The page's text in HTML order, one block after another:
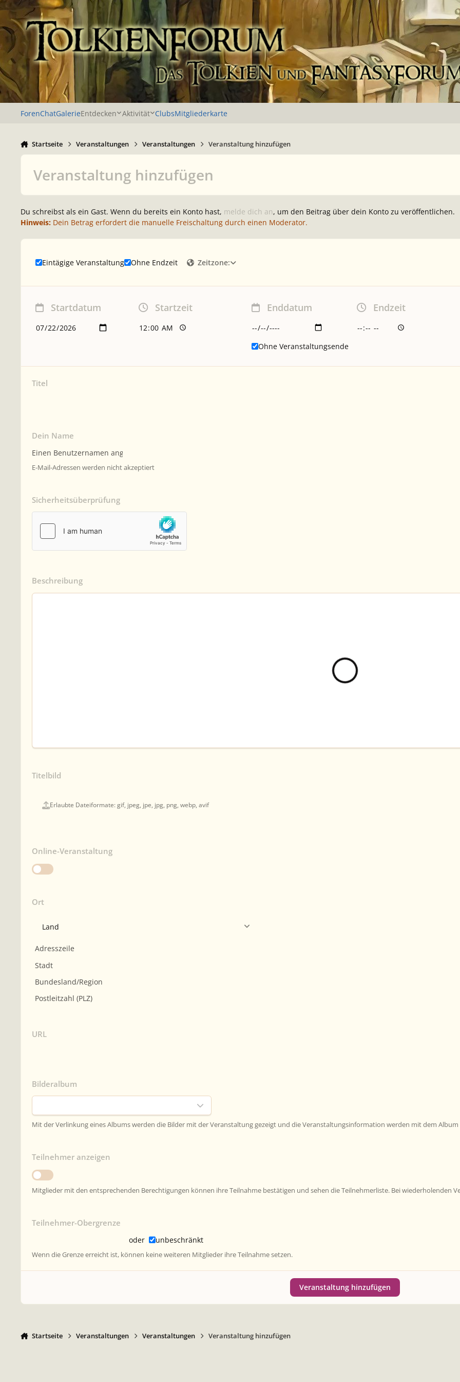
Zu Inhalt springen
ForenChatGalerieEntdecken Aktivität ClubsMitgliederkarte
Startseite Veranstaltungen Veranstaltungen Veranstaltung hinzufügen
Veranstaltung hinzufügen
Du schreibst als ein Gast. Wenn du bereits ein Konto hast, melde dich an, um den Beitrag über dein Konto zu veröffentlichen.
Hinweis: Dein Betrag erfordert die manuelle Freischaltung durch einen Moderator.
Eintägige Veranstaltung Ohne Endzeit Zeitzone:
Startdatum Startzeit Enddatum Endzeit
Ohne Veranstaltungsende
Titel
Dein Name
E-Mail-Adressen werden nicht akzeptiert
Sicherheitsüberprüfung
Beschreibung
Titelbild
Erlaubte Dateiformate: gif, jpeg, jpe, jpg, png, webp, avif
Online-Veranstaltung
Ort
URL
Bilderalbum
Mit der Verlinkung eines Albums werden die Bilder mit der Veranstaltung gezeigt und die Veranstaltungsinformation werden mit dem Album
Teilnehmer anzeigen
Mitglieder mit den entsprechenden Berechtigungen können ihre Teilnahme bestätigen und sehen die Teilnehmerliste. Bei wiederholenden
Teilnehmer-Obergrenze
oder unbeschränkt
Wenn die Grenze erreicht ist, können keine weiteren Mitglieder ihre Teilnahme setzen.
Veranstaltung hinzufügen
Startseite Veranstaltungen Veranstaltungen Veranstaltung hinzufügen